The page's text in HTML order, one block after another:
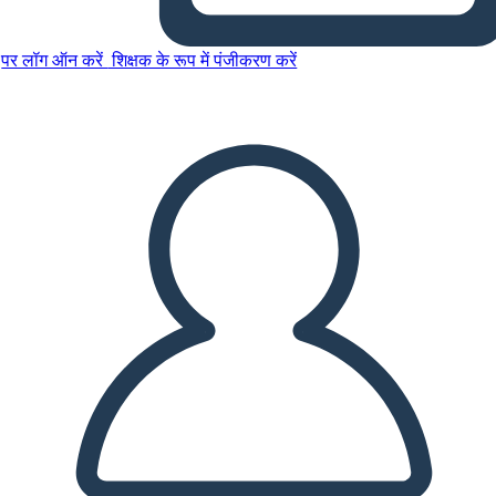
पर लॉग ऑन करें शिक्षक के रूप में पंजीकरण करें